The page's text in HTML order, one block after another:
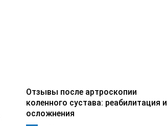
Отзывы после артроскопии
коленного сустава: реабилитация и
осложнения